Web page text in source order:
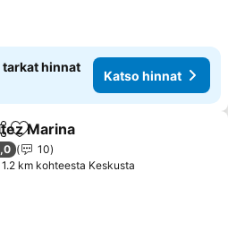
tarkat hinnat
Katso hinnat
Lisää suosikkeihin
Marina
10
1.2 km kohteesta Keskusta